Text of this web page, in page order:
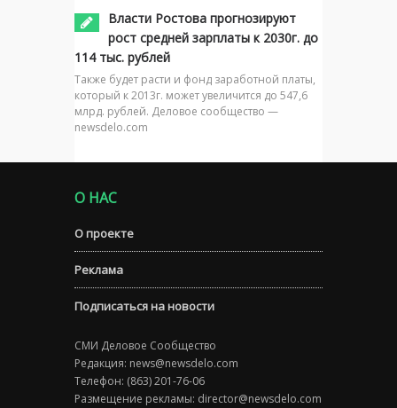
Власти Ростова прогнозируют
рост средней зарплаты к 2030г. до
114 тыс. рублей
Также будет расти и фонд заработной платы,
который к 2013г. может увеличится до 547,6
млрд. рублей. Деловое сообщество —
newsdelo.com
О НАС
О проекте
Реклама
Подписаться на новости
СМИ Деловое Сообщество
Редакция: news@newsdelo.com
Телефон: (863) 201-76-06
Размещение рекламы: director@newsdelo.com